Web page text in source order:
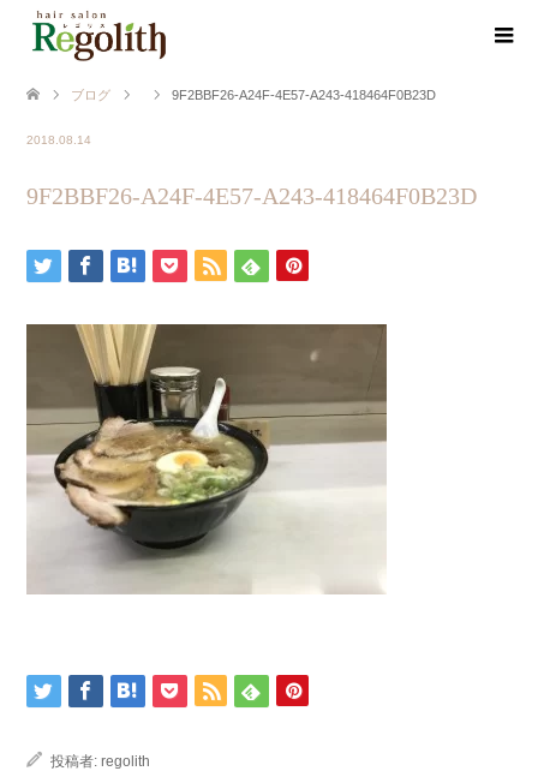
ブログ 9F2BBF26-A24F-4E57-A243-418464F0B23D
2018.08.14
9F2BBF26-A24F-4E57-A243-418464F0B23D
投稿者: regolith